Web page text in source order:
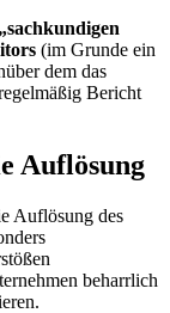
(im Grunde ein
dem das
Bericht
Auflösung
Auflösung des
beharrlich